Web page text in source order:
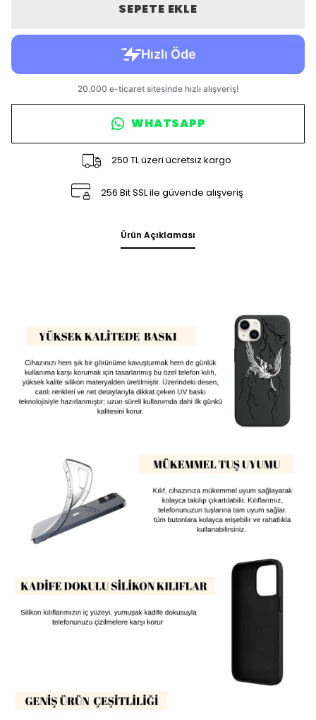
SEPETE EKLE
WHATSAPP
250 TL üzeri ücretsiz kargo
256 Bit SSL ile güvende alışveriş
Ürün Açıklaması